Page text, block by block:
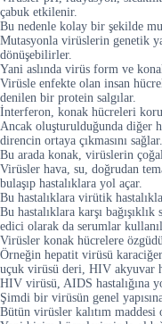
çabuk etkilenir.
Bu nedenle kolay bir şekilde
Mutasyonla virüslerin genetik
dönüşebilirler.
Yani aslında virüs form ve
Virüsle enfekte olan insan
denilen bir protein salgılar.
İnterferon, konak hücreleri
Ancak oluşturulduğunda diğer
direncin ortaya çıkmasını sağlar.
Bu arada konak, virüslerin
Virüsler hava, su, doğrudan
bulaşıp hastalıklara yol açar.
Bu hastalıklara virütik
Bu hastalıklara karşı
edici olarak da serumlar
Virüsler konak hücrelere
Örneğin hepatit virüsü
uçuk virüsü deri, HIV akyuvar
HIV virüsü, AIDS hastalığına
Şimdi bir virüsün genel
Bütün virüsler kalıtım maddesi